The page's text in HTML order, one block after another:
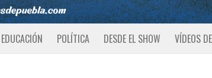
EDUCACIÓN POLÍTICA DESDE EL SHOW VÍDEOS